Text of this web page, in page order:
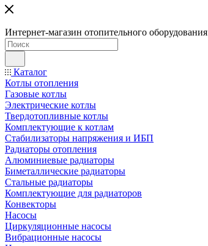
Интернет-магазин отопительного оборудования
Каталог
Котлы отопления
Газовые котлы
Электрические котлы
Твердотопливные котлы
Комплектующие к котлам
Стабилизаторы напряжения и ИБП
Радиаторы отопления
Алюминиевые радиаторы
Биметаллические радиаторы
Стальные радиаторы
Комплектующие для радиаторов
Конвекторы
Насосы
Циркуляционные насосы
Вибрационные насосы